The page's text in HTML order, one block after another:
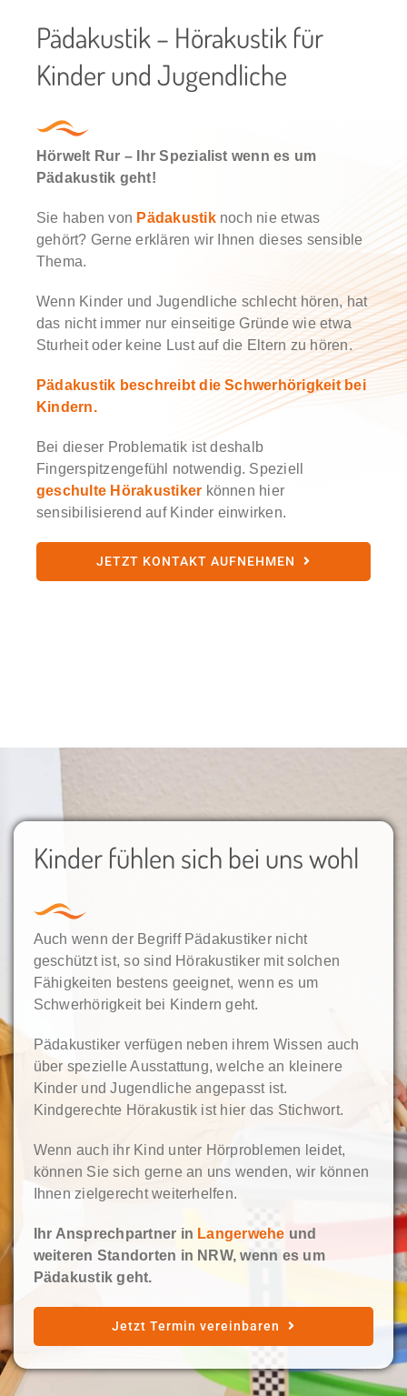
Karriere & Jobs
BLOG
Pädakustik – Hörakustik für
Kinder und Jugendliche
Hörwelt Rur – Ihr Spezialist wenn es um
Pädakustik geht!
Sie haben von Pädakustiknoch nie etwas
gehört? Gerne erklären wir Ihnen dieses sensible
Thema.
Wenn Kinder und Jugendliche schlecht hören, hat
das nicht immer nur einseitige Gründe wie etwa
Sturheit oder keine Lust auf die Eltern zu hören.
Pädakustik beschreibt die Schwerhörigkeit bei
Kindern.
Bei dieser Problematik ist deshalb
Fingerspitzengefühl notwendig. Speziell
geschulte Hörakustiker können hier
sensibilisierend auf Kinder einwirken.
JETZT KONTAKT AUFNEHMEN
Kinder fühlen sich bei uns wohl
Auch wenn der Begriff Pädakustiker nicht
geschützt ist, so sind Hörakustiker mit solchen
Fähigkeiten bestens geeignet, wenn es um
Schwerhörigkeit bei Kindern geht.
Pädakustiker verfügen neben ihrem Wissen auch
über spezielle Ausstattung, welche an kleinere
Kinder und Jugendliche angepasst ist.
Kindgerechte Hörakustik ist hier das Stichwort.
Wenn auch ihr Kind unter Hörproblemen leidet,
können Sie sich gerne an uns wenden, wir können
Ihnen zielgerecht weiterhelfen.
Ihr Ansprechpartner in Langerwehe und
weiteren Standorten in NRW, wenn es um
Pädakustik geht.
Jetzt Termin vereinbaren